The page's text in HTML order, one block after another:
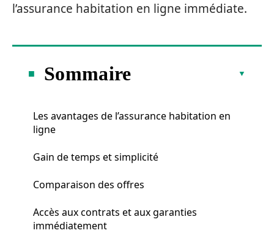
l’assurance habitation en ligne immédiate.
Sommaire
Les avantages de l’assurance habitation en
ligne
Gain de temps et simplicité
Comparaison des offres
Accès aux contrats et aux garanties
immédiatement